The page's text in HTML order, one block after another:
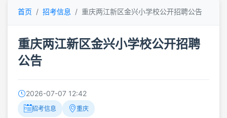
首页 招考信息 重庆两江新区金兴小学校公开招聘公告
重庆两江新区金兴小学校公开招聘
公告
2026-07-07 12:42
招考信息 重庆